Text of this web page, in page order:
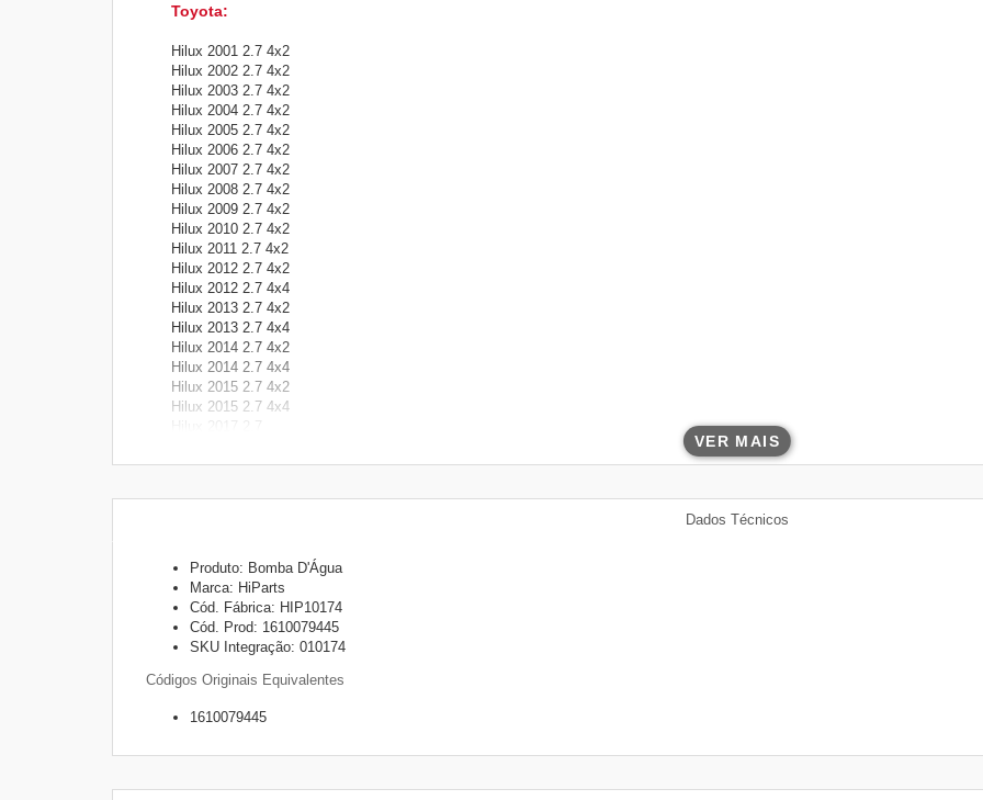
Toyota:
Hilux 2001 2.7 4x2
Hilux 2002 2.7 4x2
Hilux 2003 2.7 4x2
Hilux 2004 2.7 4x2
Hilux 2005 2.7 4x2
Hilux 2006 2.7 4x2
Hilux 2007 2.7 4x2
Hilux 2008 2.7 4x2
Hilux 2009 2.7 4x2
Hilux 2010 2.7 4x2
Hilux 2011 2.7 4x2
Hilux 2012 2.7 4x2
Hilux 2012 2.7 4x4
Hilux 2013 2.7 4x2
Hilux 2013 2.7 4x4
Hilux 2014 2.7 4x2
Hilux 2014 2.7 4x4
Hilux 2015 2.7 4x2
Hilux 2015 2.7 4x4
Hilux 2019 2.7
VER MAIS
Dados Técnicos
Produto: Bomba D'Água
Marca: HiParts
Cód. Fábrica: HIP10174
Cód. Prod: 1610079445
SKU Integração: 010174
Códigos Originais Equivalentes
1610079445